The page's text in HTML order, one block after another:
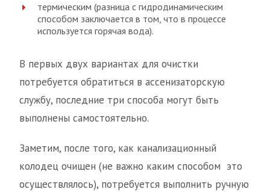
термическим (разница с гидродинамическим
способом заключается в том, что в процессе
используется горячая вода).
В первых двух вариантах для очистки
потребуется обратиться в ассенизаторскую
службу, последние три способа могут быть
выполнены самостоятельно.
Заметим, после того, как канализационный
колодец очищен (не важно каким способом это
осуществлялось), потребуется выполнить ручную